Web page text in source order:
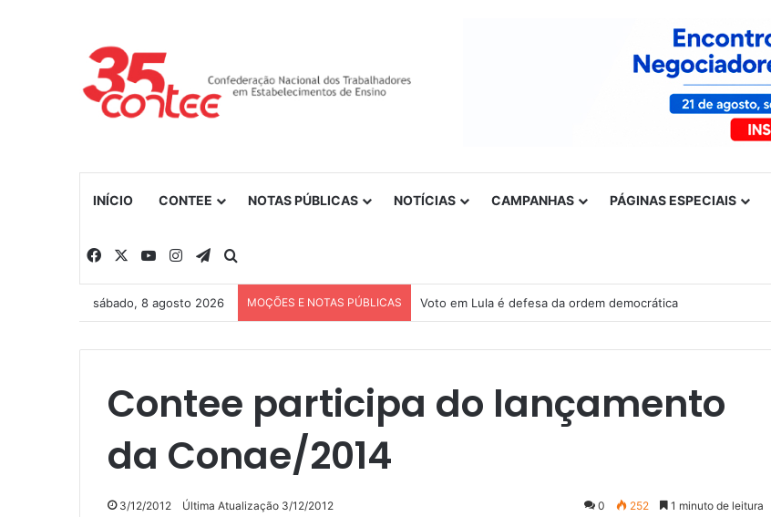
INÍCIO CONTEE NOTAS PÚBLICAS NOTÍCIAS CAMPANHAS PÁGINAS ESPECIAIS
Facebook YouTubeInstagramTelegram
sábado, 8 agosto 2026 MOÇÕES E NOTAS PÚBLICAS Voto em Lula é defesa da ordem democrática
Contee participa do lançamento
da Conae/2014
3/12/2012 Última Atualização 3/12/2012 0 252 1 minuto de leitura